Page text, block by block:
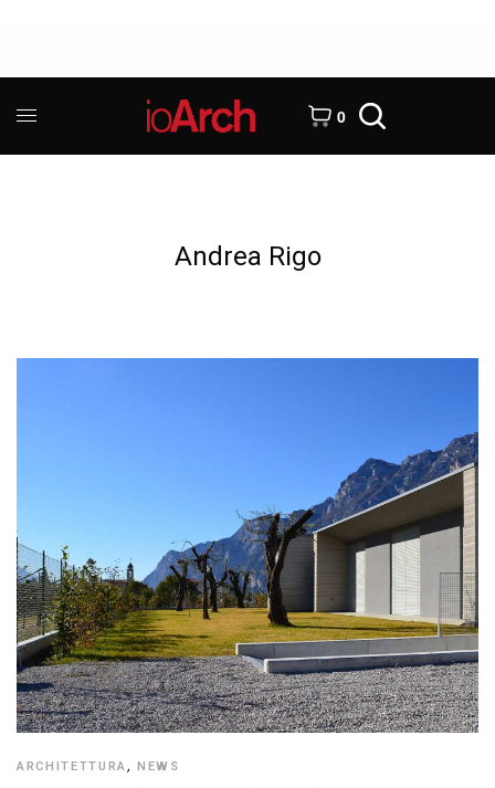
0
Andrea Rigo
ARCHITETTURA,NEWS